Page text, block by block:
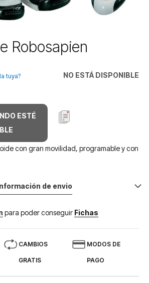
Robosapien
NO ESTÁ DISPONIBLE
tuya?
ESTÉ
con gran movilidad, programable y con
de envio
para poder conseguir Fichas
CAMBIOS
GRATIS
MODOS DE
PAGO